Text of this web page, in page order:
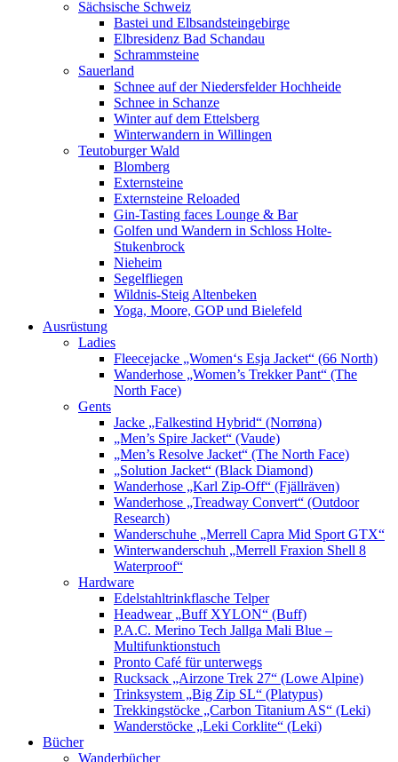
Sächsische Schweiz
Bastei und Elbsandsteingebirge
Elbresidenz Bad Schandau
Schrammsteine
Sauerland
Schnee auf der Niedersfelder Hochheide
Schnee in Schanze
Winter auf dem Ettelsberg
Winterwandern in Willingen
Teutoburger Wald
Blomberg
Externsteine
Externsteine Reloaded
Gin-Tasting faces Lounge & Bar
Golfen und Wandern in Schloss Holte-
Stukenbrock
Nieheim
Segelfliegen
Wildnis-Steig Altenbeken
Yoga, Moore, GOP und Bielefeld
Ausrüstung
Ladies
Fleecejacke „Women‘s Esja Jacket“ (66 North)
Wanderhose „Women’s Trekker Pant“ (The
North Face)
Gents
Jacke „Falkestind Hybrid“ (Norrøna)
„Men’s Spire Jacket“ (Vaude)
„Men’s Resolve Jacket“ (The North Face)
„Solution Jacket“ (Black Diamond)
Wanderhose „Karl Zip-Off“ (Fjällräven)
Wanderhose „Treadway Convert“ (Outdoor
Research)
Wanderschuhe „Merrell Capra Mid Sport GTX“
Winterwanderschuh „Merrell Fraxion Shell 8
Waterproof“
Hardware
Edelstahltrinkflasche Telper
Headwear „Buff XYLON“ (Buff)
P.A.C. Merino Tech Jallga Mali Blue –
Multifunktionstuch
Pronto Café für unterwegs
Rucksack „Airzone Trek 27“ (Lowe Alpine)
Trinksystem „Big Zip SL“ (Platypus)
Trekkingstöcke „Carbon Titanium AS“ (Leki)
Wanderstöcke „Leki Corklite“ (Leki)
Bücher
Wanderbücher